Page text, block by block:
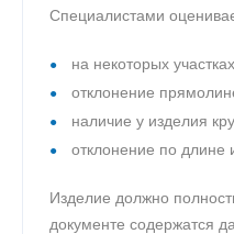
Специалистами
на некоторых
отклонение
наличие у изделия
отклонение по
Изделие должно
документе содержатся